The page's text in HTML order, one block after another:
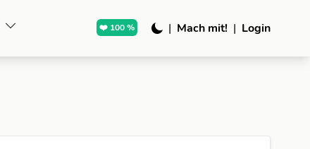
❤️ 100 % | Mach mit! | Login